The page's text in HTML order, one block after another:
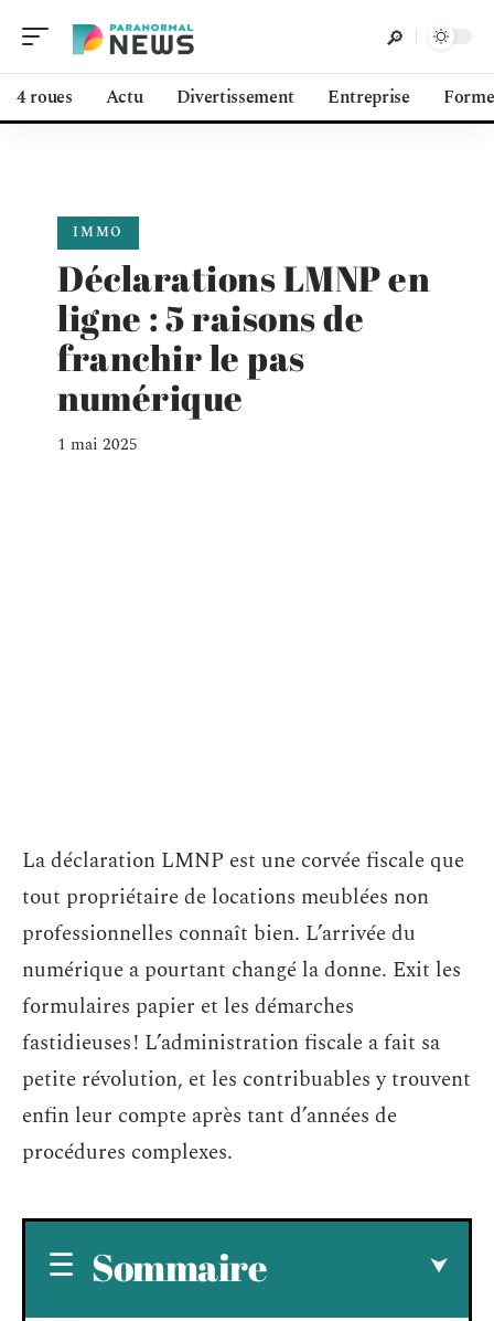
4 roues Actu Divertissement Entreprise Forme
IMMO
Déclarations LMNP en
ligne : 5 raisons de
franchir le pas
numérique
1 mai 2025
La déclaration LMNP est une corvée fiscale que
tout propriétaire de locations meublées non
professionnelles connaît bien. L’arrivée du
numérique a pourtant changé la donne. Exit les
formulaires papier et les démarches
fastidieuses ! L’administration fiscale a fait sa
petite révolution, et les contribuables y trouvent
enfin leur compte après tant d’années de
procédures complexes.
Sommaire